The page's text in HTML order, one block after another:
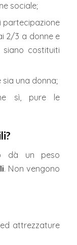
sociale;
partecipazione
2/3 a donne e
costituiti
una donna;
sì, pure le
dà un peso
. Non vengono
attrezzature